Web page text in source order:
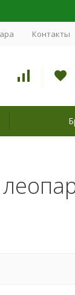
Контакты